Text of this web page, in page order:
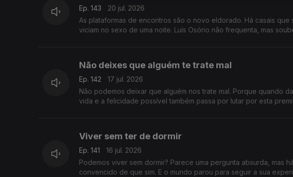
Ep. 143
20 jul. 2026
As plataformas de encontros são o novo eldorado. Há casais que
viciam no sexo de uma noite. Luís Osório não frequenta, mas
Não deixes que alguém te trate mal
Ep. 142
17 jul. 2026
Não podemos deixar que alguém nos trate mal. Porque quando
vida e a felicidade possível também passa por lutar por esta
Viver sem ter de dormir
Ep. 141
16 jul. 2026
Podemos viver sem dormir? Parece uma pergunta absurda, mas
convencido de que sim. E o mundo parou para seguir a sua